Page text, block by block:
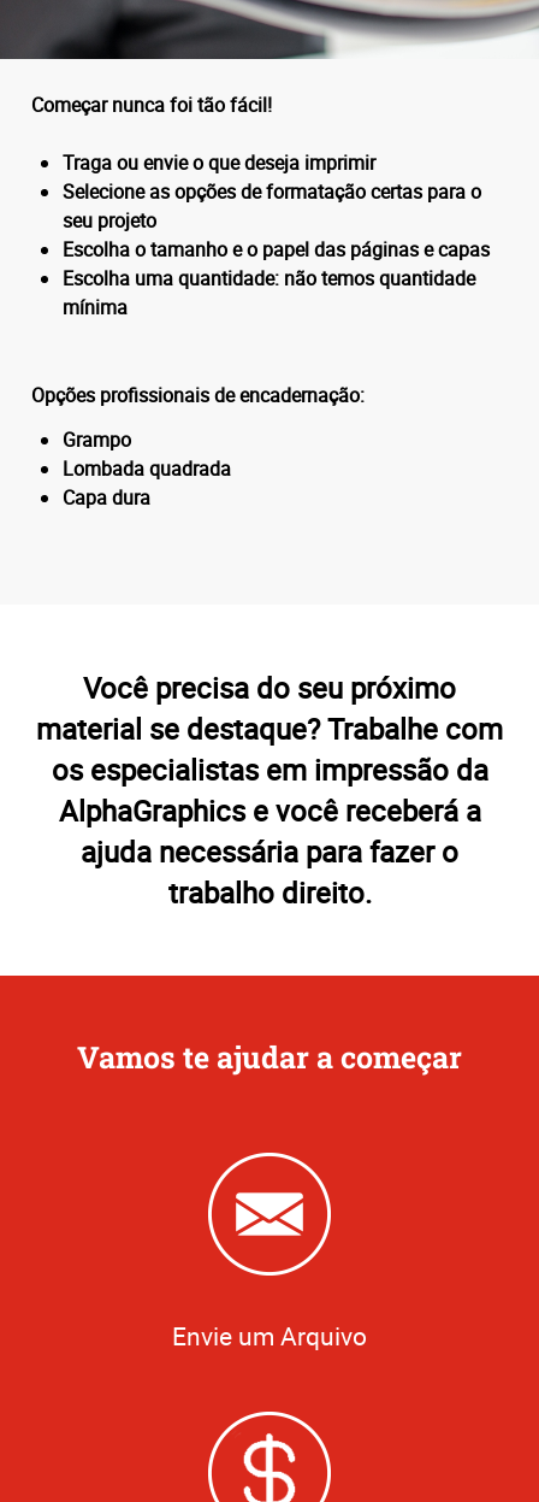
Começar nunca foi tão fácil!
Traga ou envie o que deseja imprimir
Selecione as opções de formatação certas para o
seu projeto
Escolha o tamanho e o papel das páginas e capas
Escolha uma quantidade: não temos quantidade
mínima
Opções profissionais de encadernação:
Grampo
Lombada quadrada
Capa dura
Você precisa do seu próximo
material se destaque? Trabalhe com
os especialistas em impressão da
AlphaGraphics e você receberá a
ajuda necessária para fazer o
trabalho direito.
Vamos te ajudar a começar
Envie um Arquivo